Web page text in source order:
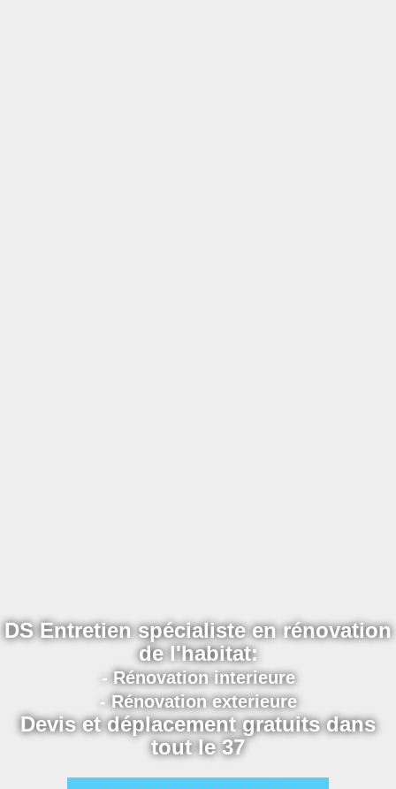
DS Entretien spécialiste en rénovation
de l'habitat:
- Rénovation interieure
- Rénovation exterieure
Devis et déplacement gratuits dans
tout le 37